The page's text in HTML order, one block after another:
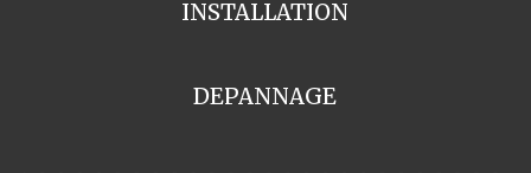
INSTALLATION
DEPANNAGE